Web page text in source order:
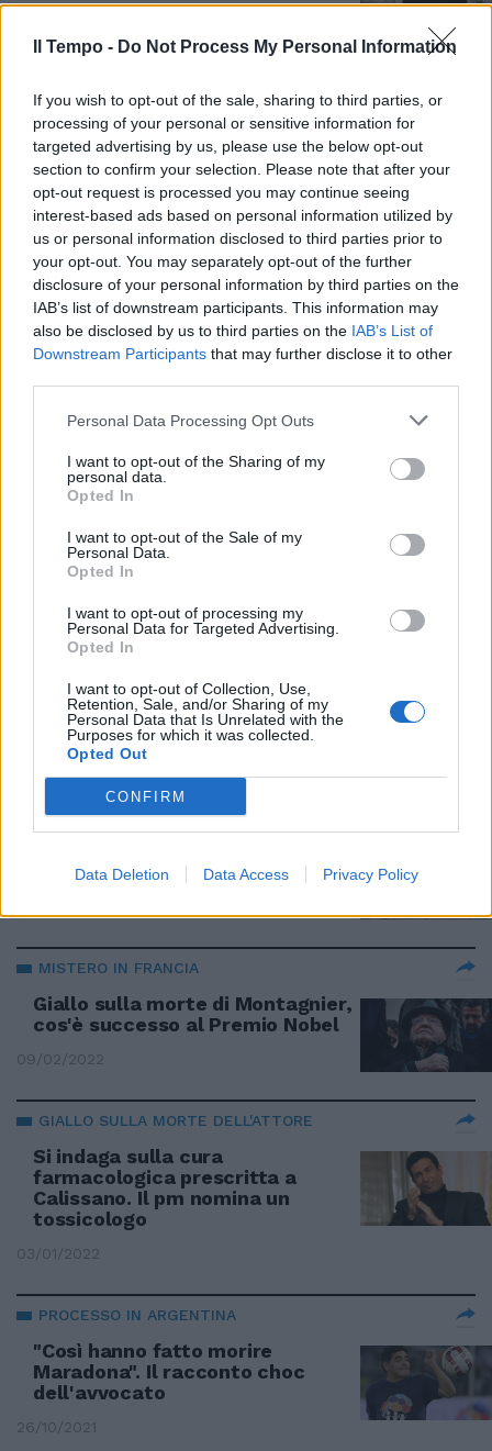
Il Tempo - Do Not Process My Personal Information
If you wish to opt-out of the sale, sharing to third parties, or
processing of your personal or sensitive information for
targeted advertising by us, please use the below opt-out
section to confirm your selection. Please note that after your
opt-out request is processed you may continue seeing
interest-based ads based on personal information utilized by
us or personal information disclosed to third parties prior to
your opt-out. You may separately opt-out of the further
disclosure of your personal information by third parties on the
IAB’s list of downstream participants. This information may
also be disclosed by us to third parties on the IAB’s List of
Downstream Participants that may further disclose it to other
Personal Data Processing Opt Outs
I want to opt-out of the Sharing of my
personal data.
Opted In
I want to opt-out of the Sale of my
Personal Data.
Opted In
I want to opt-out of processing my
Personal Data for Targeted Advertising.
Opted In
I want to opt-out of Collection, Use,
Retention, Sale, and/or Sharing of my
Personal Data that Is Unrelated with the
Purposes for which it was collected.
Opted Out
CONFIRM
Data Deletion Data Access Privacy Policy
Bimbo morto a Sharm, cosa ha
mangiato. I dubbi
sull'intossicazione
16/07/2022
CASSAZIONE
Regeni, no al ricorso:
confermato lo stop al processo.
Il dolore dei genitori: "Ferita per
l'Italia"
16/07/2022
La verità sul caso David Rossi, il
libro-inchiesta di Davide Vecchi:
sapevamo
06/04/2022
ATTACCO FRONTALE
scritta vergognosa al leader
della Lega
05/03/2022
RICERCHE SUL WEB
smentito dalla polizia postale
MISTERO IN FRANCIA
Giallo sulla morte di Montagnier,
cos'è successo al Premio Nobel
09/02/2022
GIALLO SULLA MORTE DELL'ATTORE
Si indaga sulla cura
farmacologica prescritta a
Calissano. Il pm nomina un
tossicologo
03/01/2022
PROCESSO IN ARGENTINA
"Così hanno fatto morire
Maradona". Il racconto choc
dell'avvocato
26/10/2021